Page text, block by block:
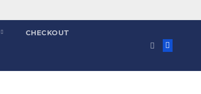
CHECKOUT